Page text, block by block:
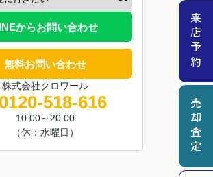
からお問い合わせ
無料お問い合わせ
株式会社クロワール
0120-518-616
10:00～20:00
（休：水曜日）
来店予約
売却査定